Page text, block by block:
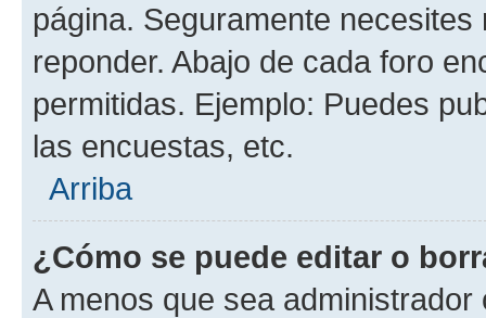
página. Seguramente
reponder. Abajo de cada foro
permitidas. Ejemplo: Puedes
las encuestas, etc.
Arriba
¿Cómo se puede editar o
A menos que sea